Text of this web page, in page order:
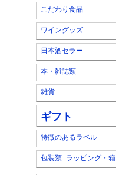
こだわり食品
ワイングッズ
日本酒セラー
本・雑誌類
雑貨
ギフト
特徴のあるラベル
包装類 ラッピング・箱